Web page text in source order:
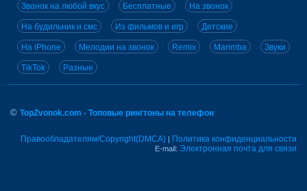
Звонок на любой вкус Бесплатные На звонок
На будильник и смс Из фильмов и игр Детские
На iPhone Мелодии на звонок Remix Marimba Звуки
TikTok Разные
© TopZvonok.com - Топовые рингтоны на телефон
Правообладателям/Copyright(DMCA) | Политика конфиденциальности
E-mail: Электронная почта для связи